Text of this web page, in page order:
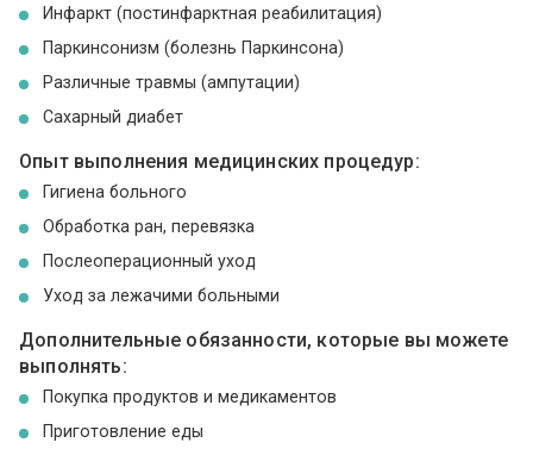
Инфаркт (постинфарктная реабилитация)
Паркинсонизм (болезнь Паркинсона)
Различные травмы (ампутации)
Сахарный диабет
Опыт выполнения медицинских процедур:
Гигиена больного
Обработка ран, перевязка
Послеоперационный уход
Уход за лежачими больными
Дополнительные обязанности, которые вы можете
выполнять:
Покупка продуктов и медикаментов
Приготовление еды